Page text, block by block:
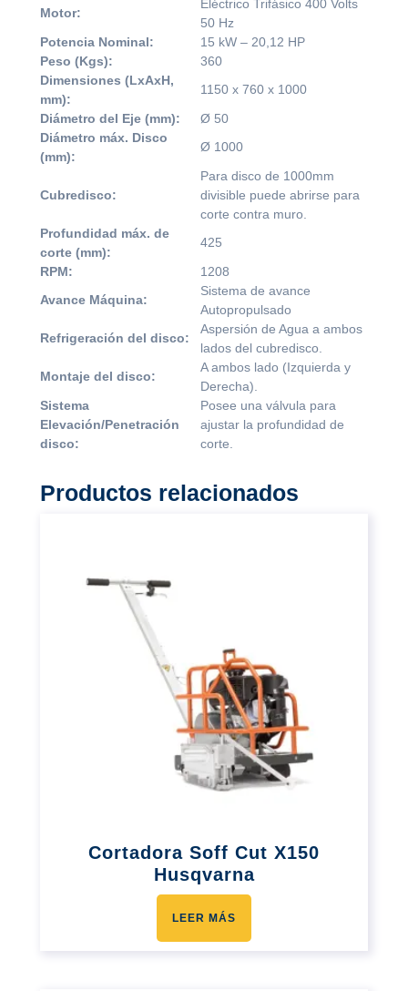
Motor:
Eléctrico Trifásico 400 Volts
50 Hz
Potencia Nominal:
15 kW – 20,12 HP
Peso (Kgs):
360
Dimensiones (LxAxH,
mm):
1150 x 760 x 1000
Diámetro del Eje (mm):
Ø 50
Diámetro máx. Disco
(mm):
Ø 1000
Cubredisco:
Para disco de 1000mm
divisible puede abrirse para
corte contra muro.
Profundidad máx. de
corte (mm):
425
RPM:
1208
Avance Máquina:
Sistema de avance
Autopropulsado
Refrigeración del disco:
Aspersión de Agua a ambos
lados del cubredisco.
Montaje del disco:
A ambos lado (Izquierda y
Derecha).
Sistema
Elevación/Penetración
disco:
Posee una válvula para
ajustar la profundidad de
corte.
Productos relacionados
Cortadora Soff Cut X150
Husqvarna
LEER MÁS